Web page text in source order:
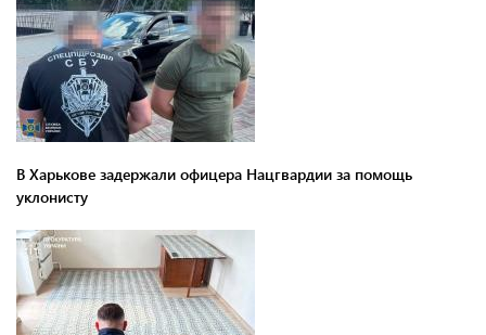
В Харькове задержали офицера Нацгвардии за помощь
уклонисту